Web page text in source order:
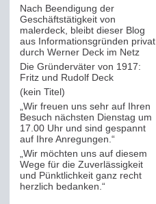
Nach Beendigung der
Geschäftstätigkeit von
malerdeck, bleibt dieser Blog
aus Informationsgründen privat
durch Werner Deck im Netz
Die Gründerväter von 1917:
Fritz und Rudolf Deck
(kein Titel)
„Wir freuen uns sehr auf Ihren
Besuch nächsten Dienstag um
17.00 Uhr und sind gespannt
auf Ihre Anregungen.“
„Wir möchten uns auf diesem
Wege für die Zuverlässigkeit
und Pünktlichkeit ganz recht
herzlich bedanken.“